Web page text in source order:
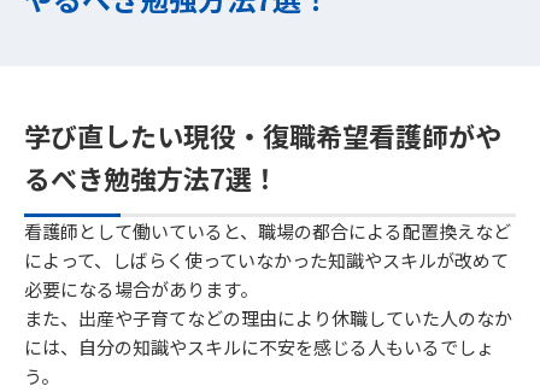
学び直したい現役・復職希望看護師がや
るべき勉強方法7選！
看護師として働いていると、職場の都合による配置換えなど
によって、しばらく使っていなかった知識やスキルが改めて
必要になる場合があります。
また、出産や子育てなどの理由により休職していた人のなか
には、自分の知識やスキルに不安を感じる人もいるでしょ
う。